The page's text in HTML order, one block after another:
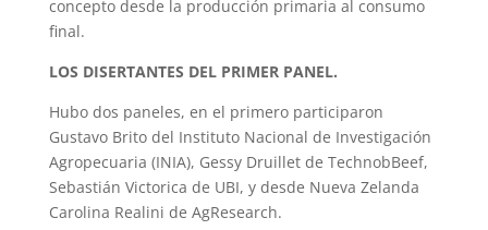
concepto desde la producción primaria al consumo
final.
LOS DISERTANTES DEL PRIMER PANEL.
Hubo dos paneles, en el primero participaron
Gustavo Brito del Instituto Nacional de Investigación
Agropecuaria (INIA), Gessy Druillet de TechnobBeef,
Sebastián Victorica de UBI, y desde Nueva Zelanda
Carolina Realini de AgResearch.